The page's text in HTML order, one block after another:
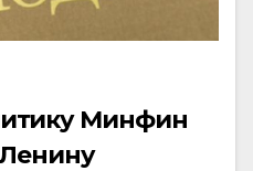
Минфин